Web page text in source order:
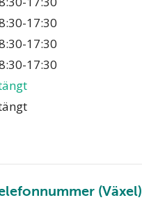
17:30
17:30
17:30
(Växel)